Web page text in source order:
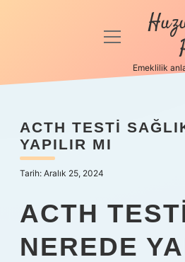
Anasayfa
Politikası
Yasal Uyarı
menüyü
Emeklilik
ACTH TESTI
YAPILIR MI
Tarih: Aralık 25, 2024
ACTH
NEREDE